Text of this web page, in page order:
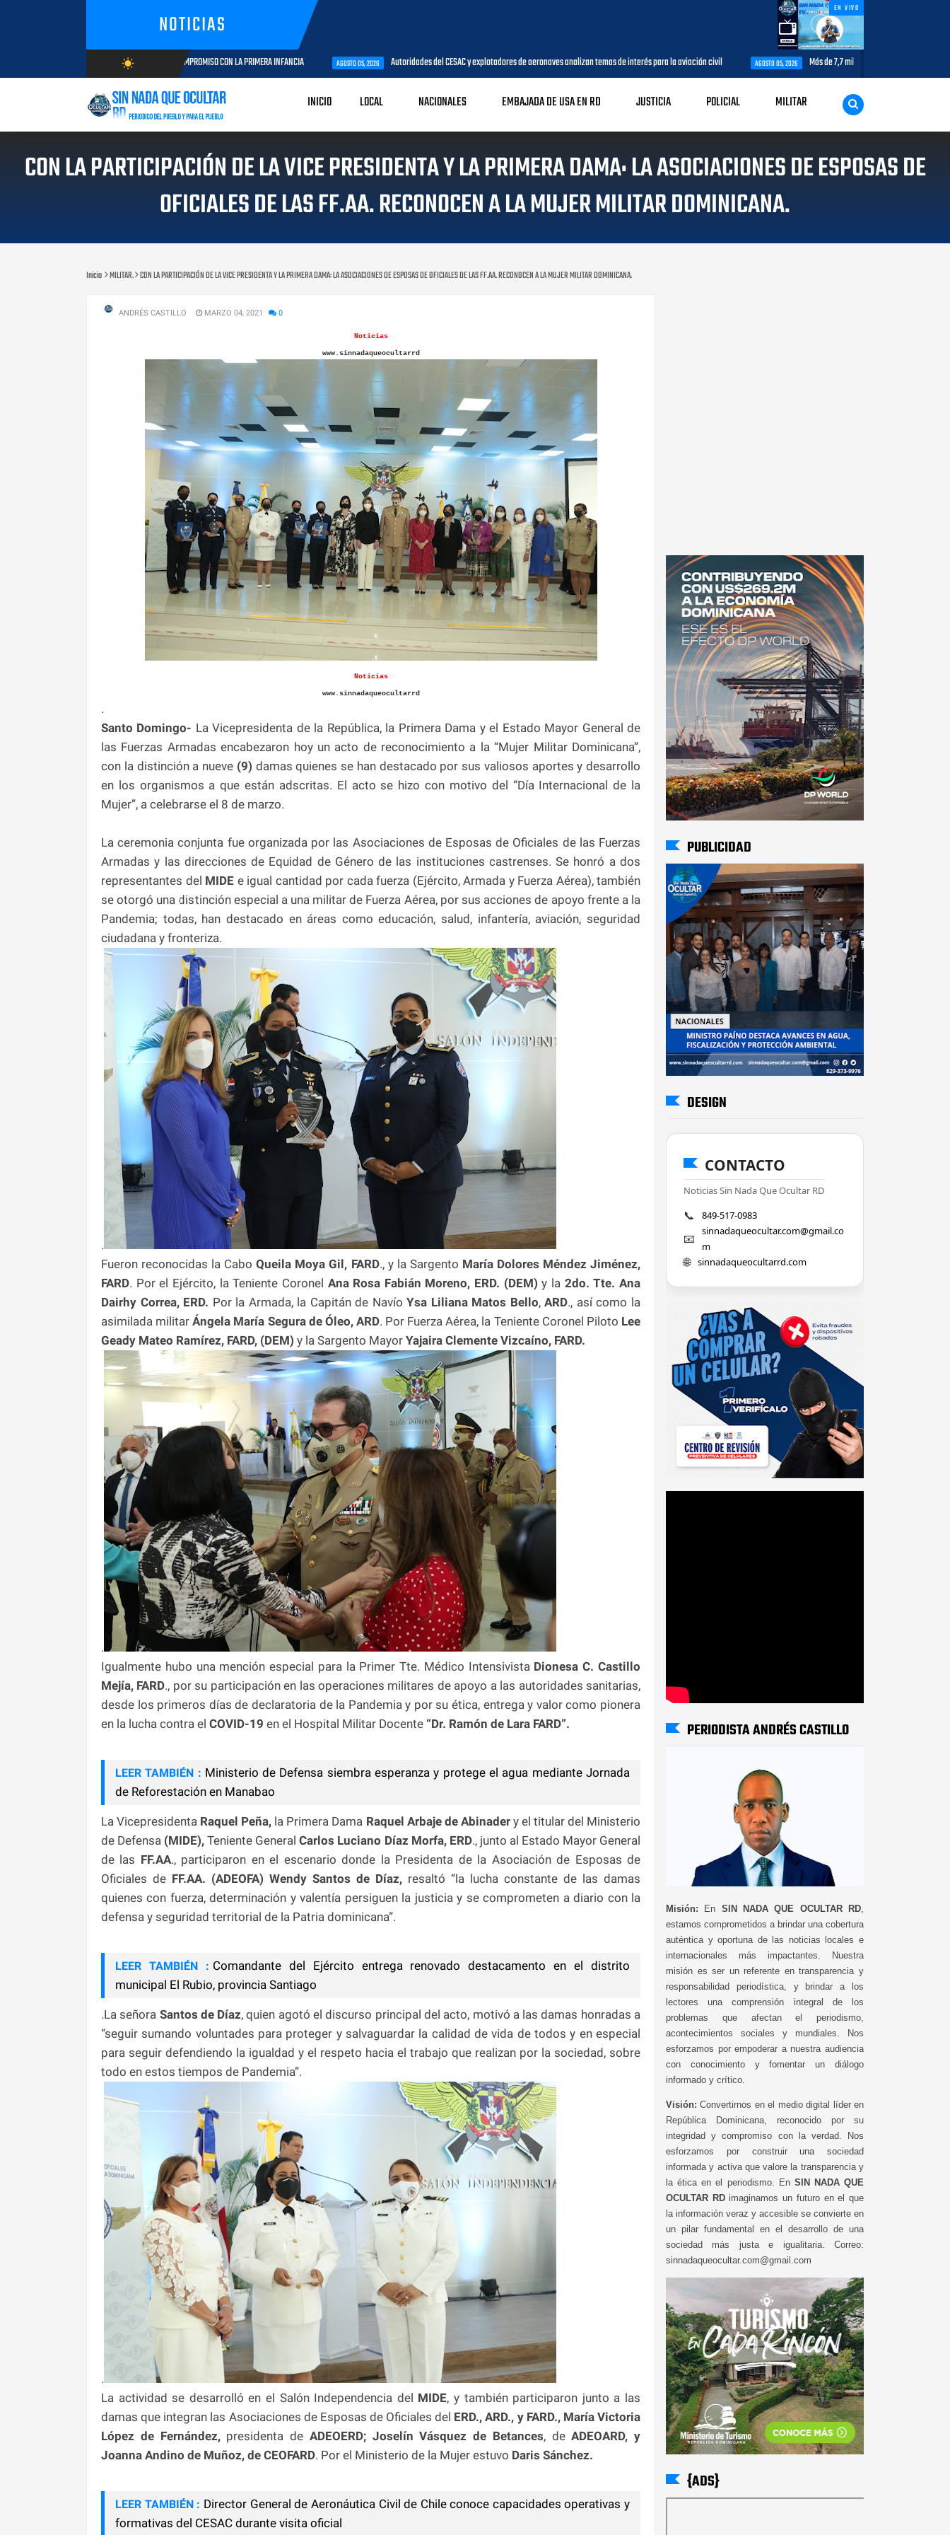
NOTICIAS
EN VIVO
wb_sunny
AGOSTO/8/2026
CASTILLO: TRAYECTORIA Y COMPROMISO CON LA PRIMERA INFANCIA AGOSTO 05, 2026 Autoridades del CESAC y explotadores de aeronaves analizan temas de interés para la aviación civil AGOSTO 05, 2026 Más de 7,7 millones de visitantes llegan al país hasta julio.
INICIO LOCAL NACIONALES EMBAJADA DE USA EN RD JUSTICIA POLICIAL MILITAR
CON LA PARTICIPACIÓN DE LA VICE PRESIDENTA Y LA PRIMERA DAMA: LA ASOCIACIONES DE ESPOSAS DE
OFICIALES DE LAS FF.AA. RECONOCEN A LA MUJER MILITAR DOMINICANA.
Inicio MILITAR. CON LA PARTICIPACIÓN DE LA VICE PRESIDENTA Y LA PRIMERA DAMA: LA ASOCIACIONES DE ESPOSAS DE OFICIALES DE LAS FF.AA. RECONOCEN A LA MUJER MILITAR DOMINICANA.
ANDRÉS CASTILLO MARZO 04, 2021 0
Noticias
www.sinnadaqueocultarrd
Noticias
www.sinnadaqueocultarrd
.
Santo Domingo- La Vicepresidenta de la República, la Primera Dama y el Estado Mayor General de
las Fuerzas Armadas encabezaron hoy un acto de reconocimiento a la “Mujer Militar Dominicana”,
con la distinción a nueve (9) damas quienes se han destacado por sus valiosos aportes y desarrollo
en los organismos a que están adscritas. El acto se hizo con motivo del “Día Internacional de la
Mujer”, a celebrarse el 8 de marzo.
La ceremonia conjunta fue organizada por las Asociaciones de Esposas de Oficiales de las Fuerzas
Armadas y las direcciones de Equidad de Género de las instituciones castrenses. Se honró a dos
representantes del MIDE e igual cantidad por cada fuerza (Ejército, Armada y Fuerza Aérea), también
se otorgó una distinción especial a una militar de Fuerza Aérea, por sus acciones de apoyo frente a la
Pandemia; todas, han destacado en áreas como educación, salud, infantería, aviación, seguridad
ciudadana y fronteriza.
.
Fueron reconocidas la CaboQueila Moya Gil, FARD., y la Sargento María Dolores Méndez Jiménez,
FARD. Por el Ejército, la Teniente Coronel Ana Rosa Fabián Moreno, ERD. (DEM) y la 2do. Tte. Ana
Dairhy Correa, ERD. Por la Armada, la Capitán de NavíoYsa Liliana Matos Bello,ARD., así como la
asimilada militarÁngela María Segura de Óleo, ARD. Por Fuerza Aérea, la Teniente Coronel Piloto Lee
Geady Mateo Ramírez, FARD, (DEM) y la Sargento Mayor Yajaira Clemente Vizcaíno, FARD.
.
Igualmente hubo una mención especial para la Primer Tte. Médico Intensivista Dionesa C. Castillo
Mejía, FARD., por su participación en las operaciones militares de apoyo a las autoridades sanitarias,
desde los primeros días de declaratoria de la Pandemia y por su ética, entrega y valor como pionera
en la lucha contra el COVID-19 en el Hospital Militar Docente “Dr. Ramón de Lara FARD”.
LEER TAMBIÉN : Ministerio de Defensa siembra esperanza y protege el agua mediante Jornada
de Reforestación en Manabao
La Vicepresidenta Raquel Peña, la Primera Dama Raquel Arbaje de Abinader y el titular del Ministerio
de Defensa (MIDE), Teniente GeneralCarlos Luciano Díaz Morfa, ERD., junto al Estado Mayor General
de las FF.AA., participaron en el escenario donde la Presidenta de la Asociación de Esposas de
Oficiales de FF.AA. (ADEOFA) Wendy Santos de Díaz, resaltó “la lucha constante de las damas
quienes con fuerza, determinación y valentía persiguen la justicia y se comprometen a diario con la
defensa y seguridad territorial de la Patria dominicana”.
LEER TAMBIÉN : Comandante del Ejército entrega renovado destacamento en el distrito
municipal El Rubio, provincia Santiago
.La señora Santos de Díaz, quien agotó el discurso principal del acto, motivó a las damas honradas a
“seguir sumando voluntades para proteger y salvaguardar la calidad de vida de todos y en especial
para seguir defendiendo la igualdad y el respeto hacia el trabajo que realizan por la sociedad, sobre
todo en estos tiempos de Pandemia”.
.
La actividad se desarrolló en el Salón Independencia del MIDE, y también participaron junto a las
damas que integran las Asociaciones de Esposas de Oficiales del ERD., ARD., y FARD., María Victoria
López de Fernández, presidenta de ADEOERD; Joselín Vásquez de Betances, deADEOARD, y
Joanna Andino de Muñoz, de CEOFARD. Por el Ministerio de la Mujer estuvo Daris Sánchez.
LEER TAMBIÉN : Director General de Aeronáutica Civil de Chile conoce capacidades operativas y
formativas del CESAC durante visita oficial
PUBLICIDAD
DESIGN
CONTACTO
Noticias Sin Nada Que Ocultar RD
📞 849-517-0983
📧
sinnadaqueocultar.com@gmail.co
m
🌐 sinnadaqueocultarrd.com
PERIODISTA ANDRÉS CASTILLO
Misión: En SIN NADA QUE OCULTAR RD
estamos comprometidos a brindar una cobertura
auténtica y oportuna de las noticias locales e
internacionales más impactantes. Nuestra
misión es ser un referente en transparencia y
responsabilidad periodística, y brindar a los
lectores una comprensión integral de los
problemas que afectan el periodismo,
acontecimientos sociales y mundiales. Nos
esforzamos por empoderar a nuestra audiencia
con conocimiento y fomentar un diálogo
informado y crítico.
Visión: Convertirnos en el medio digital líder en
República Dominicana, reconocido por su
integridad y compromiso con la verdad. Nos
esforzamos por construir una sociedad
informada y activa que valore la transparencia y
la ética en el periodismo. En SIN NADA QUE
OCULTAR RDimaginamos un futuro en el que
la información veraz y accesible se convierte en
un pilar fundamental en el desarrollo de una
sociedad más justa e igualitaria. Correo:
sinnadaqueocultar.com@gmail.com
{ADS}